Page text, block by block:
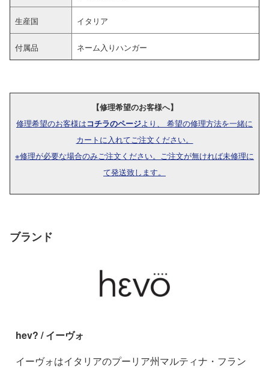
生産国 イタリア
付属品 ネーム入りハンガー
【修理希望のお客様へ】
修理希望のお客様はコチラのページより、 希望の修理方法を一緒に
カートに入れてご注文ください。
※修理が必要な場合のみご注文ください。ご注文が無ければ未修理に
て発送致します。
ブランド
hev? / イーヴォ
イーヴォはイタリアのプーリア州マルティナ・フラン